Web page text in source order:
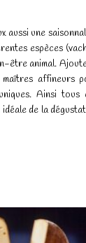
aussi une
espèces
être animal.
maîtres affineurs
Ainsi tous
de la